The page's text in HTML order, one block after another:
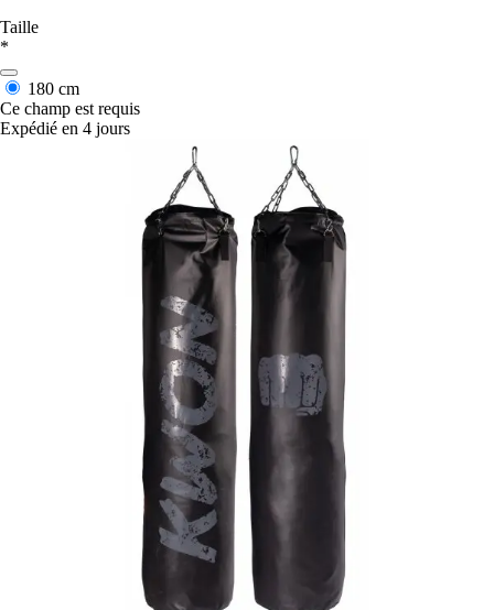
Taille
*
180 cm
Ce champ est requis
Expédié en 4 jours